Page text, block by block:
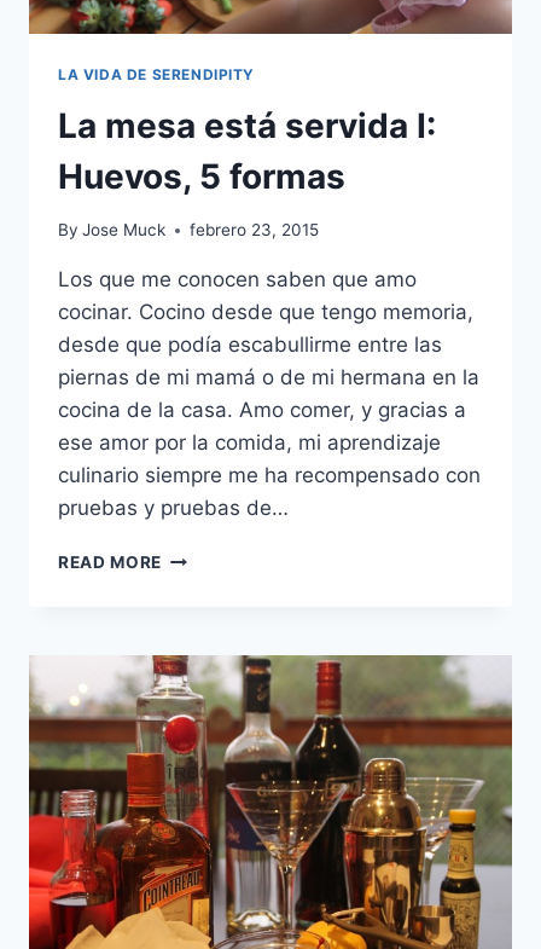
LA VIDA DE SERENDIPITY
La mesa está servida I:
Huevos, 5 formas
By Jose Muck febrero 23, 2015
Los que me conocen saben que amo
cocinar. Cocino desde que tengo memoria,
desde que podía escabullirme entre las
piernas de mi mamá o de mi hermana en la
cocina de la casa. Amo comer, y gracias a
ese amor por la comida, mi aprendizaje
culinario siempre me ha recompensado con
pruebas y pruebas de…
READ MORE LA
I:
HUEVOS,
5
FORMAS